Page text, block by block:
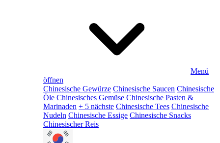
Menü
öffnen
Chinesische Gewürze Chinesische Saucen Chinesische
Öle Chinesisches Gemüse Chinesische Pasten &
Marinaden + 5 nächste Chinesische Tees Chinesische
Nudeln Chinesische Essige Chinesische Snacks
Chinesischer Reis